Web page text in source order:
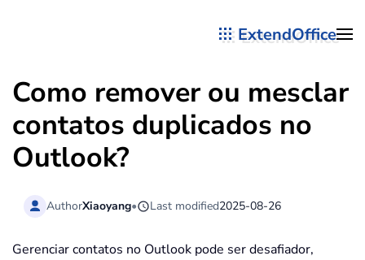
ExtendOffice
Como remover ou mesclar
contatos duplicados no
Outlook?
AuthorXiaoyang• Last modified2025-08-26
Gerenciar contatos no Outlook pode ser desafiador,